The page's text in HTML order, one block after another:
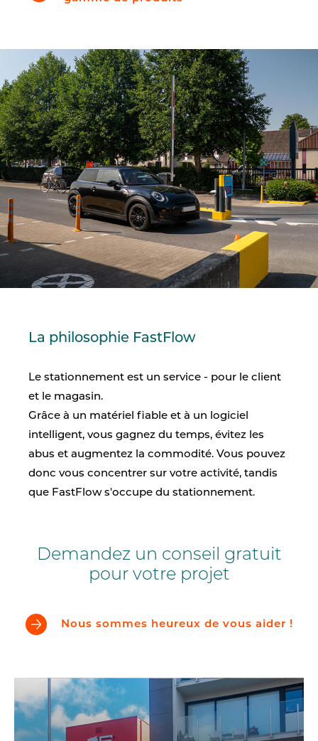
La philosophie FastFlow
Le stationnement est un service - pour le client
et le magasin.
Grâce à un matériel fiable et à un logiciel
intelligent, vous gagnez du temps, évitez les
abus et augmentez la commodité. Vous pouvez
donc vous concentrer sur votre activité, tandis
que FastFlow s'occupe du stationnement.
Demandez un conseil gratuit
pour votre projet
Nous sommes heureux de vous aider !